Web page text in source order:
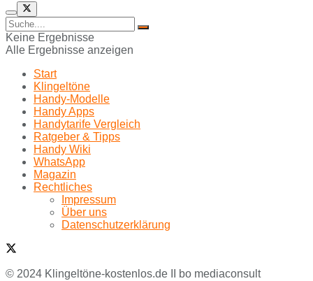
Keine Ergebnisse
Alle Ergebnisse anzeigen
Start
Klingeltöne
Handy-Modelle
Handy Apps
Handytarife Vergleich
Ratgeber & Tipps
Handy Wiki
WhatsApp
Magazin
Rechtliches
Impressum
Über uns
Datenschutzerklärung
© 2024 Klingeltöne-kostenlos.de II bo mediaconsult